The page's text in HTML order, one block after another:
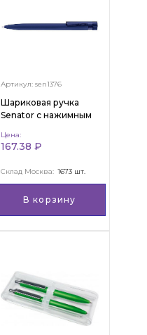
Артикул: sen1376
Шариковая ручка
Senator с нажимным
Soft Touch"
Цена:
167.38 ₽
Склад Москва: 1673 шт.
В корзину